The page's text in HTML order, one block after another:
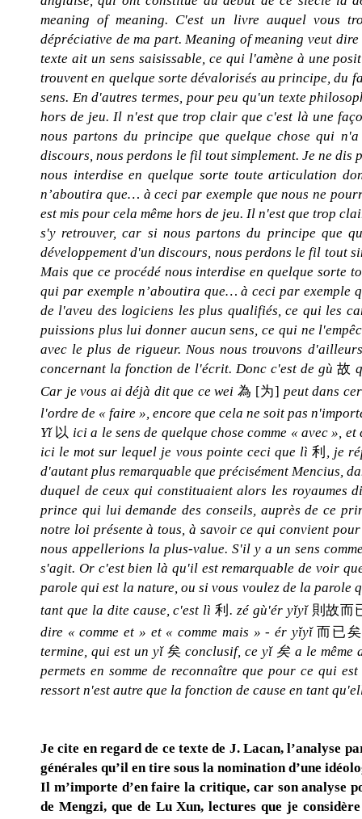
meaning of meaning. C'est un livre auquel vous
dépréciative de ma part. Meaning of meaning veut
texte ait un sens saisissable, ce qui l'amène à une
trouvent en quelque sorte dévalorisés au principe, du
sens. En d'autres termes, pour peu qu'un texte
hors de jeu. Il n'est que trop clair que c'est là une
nous partons du principe que quelque chose qui
discours, nous perdons le fil tout simplement. Je ne dis
nous interdise en quelque sorte toute articulation
n’aboutira que… à ceci par exemple que nous ne
est mis pour cela même hors de jeu. Il n'est que trop
s'y retrouver, car si nous partons du principe que
développement d'un discours, nous perdons le fil tout
Mais que ce procédé nous interdise en quelque sorte
qui par exemple n’aboutira que… à ceci par exemple
de l'aveu des logiciens les plus qualifiés, ce qui les
puissions plus lui donner aucun sens, ce qui ne
avec le plus de rigueur. Nous nous trouvons
concernant la fonction de l'écrit. Donc c'est de gù 故
Car je vous ai déjà dit que ce wei 為 [为] peut dans
l'ordre de « faire », encore que cela ne soit pas
Yǐ 以 ici a le sens de quelque chose comme « avec »,
ici le mot sur lequel je vous pointe ceci que lì利 , je
d'autant plus remarquable que précisément Mencius,
duquel de ceux qui constituaient alors les royaumes
prince qui lui demande des conseils, auprès de ce
notre loi présente à tous, à savoir ce qui convient
nous appellerions la plus-value. S'il y a un sens
s'agit. Or c'est bien là qu'il est remarquable de voir
parole qui est la nature, ou si vous voulez de la
tant que la dite cause, c'est lì利. zé gù'ér yǐyǐ 則故而
dire « comme et » et « comme mais » - ér yǐyǐ而已矣
termine, qui est un yǐ 矣 conclusif, ce yǐ 矣 a le même
permets en somme de reconnaître que pour ce qui
ressort n'est autre que la fonction de cause en tant
Je cite en regard de ce texte de J. Lacan, l’analyse
générales qu’il en tire sous la nomination d’une
Il m’importe d’en faire la critique, car son analyse
de Mengzi, que de Lu Xun, lectures que je